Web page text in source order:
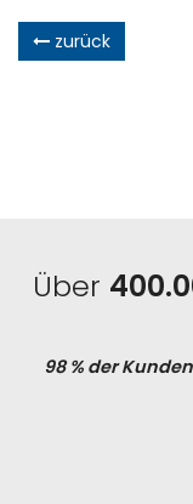
zurück
Über
98 % der Kunden